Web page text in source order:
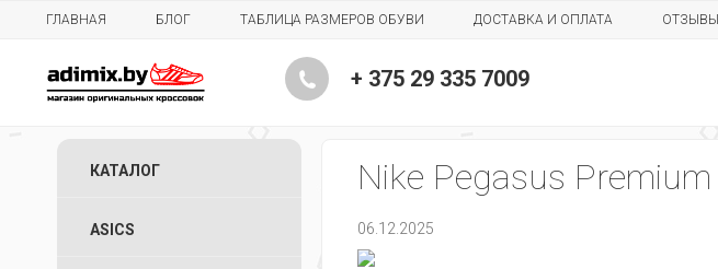
ГЛАВНАЯ БЛОГ ТАБЛИЦА РАЗМЕРОВ ОБУВИ ДОСТАВКА И ОПЛАТА ОТЗЫВЫ
+ 375 29 335 7009
Nike Pegasus
06.12.2025
КАТАЛОГ
ASICS